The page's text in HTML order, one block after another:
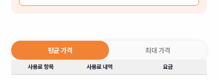
평균 가격 최대 가격
사용료 항목 사용료 내역 요금